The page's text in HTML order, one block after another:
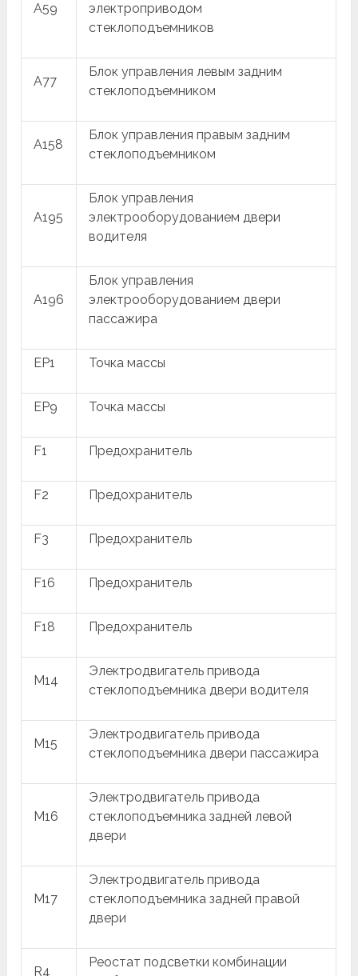
A59
электроприводом
стеклоподъемников
A77
Блок управления левым задним
стеклоподъемником
A158
Блок управления правым задним
стеклоподъемником
A195
Блок управления
электрооборудованием двери
водителя
A196
Блок управления
электрооборудованием двери
пассажира
EP1 Точка массы
EP9 Точка массы
F1 Предохранитель
F2 Предохранитель
F3 Предохранитель
F16 Предохранитель
F18 Предохранитель
M14
Электродвигатель привода
стеклоподъемника двери водителя
M15
Электродвигатель привода
стеклоподъемника двери пассажира
M16
Электродвигатель привода
стеклоподъемника задней левой
двери
M17
Электродвигатель привода
стеклоподъемника задней правой
двери
R4
Реостат подсветки комбинации